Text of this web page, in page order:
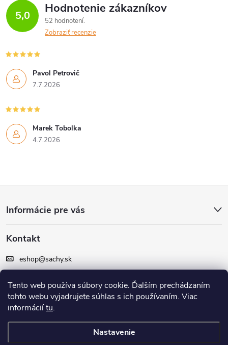
Tento web používa súbory cookie. Ďalším prechádzaním
tohto webu vyjadrujete súhlas s ich používaním. Viac
informáciítu.
Nastavenie
5,0 Hodnotenie zákazníkov
52 hodnotení
Zobraziť recenzie
Pavol Petrovič
7.7.2026
Marek Tobolka
4.7.2026
p
ä
Informácie pre vás
Kontakt
eshop@sachy.sk
Facebook